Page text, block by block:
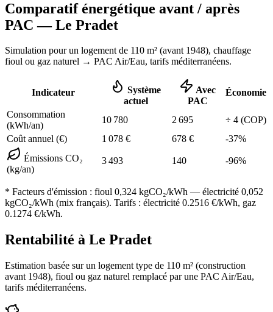
Comparatif énergétique avant / après
PAC —Le Pradet
Simulation pour un logement de 110 m² (avant 1948), chauffage
fioul ou gaz naturel → PAC Air/Eau, tarifs méditerranéens.
Indicateur
Système
actuel
Avec
PAC
Économie
Consommation
(kWh/an)
10 780 2 695 ÷ 4 (COP)
Coût annuel (€)
1 078 € 678 € -37%
Émissions CO₂
(kg/an)
3 493 140 -96%
* Facteurs d'émission : fioul 0,324 kgCO₂/kWh — électricité 0,052
kgCO₂/kWh (mix français). Tarifs : électricité 0.2516 €/kWh, gaz
0.1274 €/kWh.
Rentabilité à Le Pradet
Estimation basée sur un logement type de 110 m² (construction
avant 1948), fioul ou gaz naturel remplacé par une PAC Air/Eau,
tarifs méditerranéens.